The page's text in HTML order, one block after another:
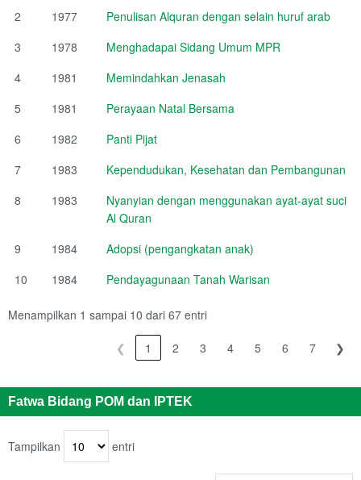
2
1977
Penulisan Alquran dengan selain huruf arab
3
1978
Menghadapai Sidang Umum MPR
4
1981
Memindahkan Jenasah
5
1981
Perayaan Natal Bersama
6
1982
Panti Pijat
7
1983
Kependudukan, Kesehatan dan Pembangunan
8
1983
Nyanyian dengan menggunakan ayat-ayat suci
Al Quran
9
1984
Adopsi (pengangkatan anak)
10
1984 Pendayagunaan Tanah Warisan
Menampilkan 1 sampai 10 dari 67 entri
❮ 1 2 3 4 5 6 7 ❯
Fatwa Bidang POM dan IPTEK
Tampilkan entri